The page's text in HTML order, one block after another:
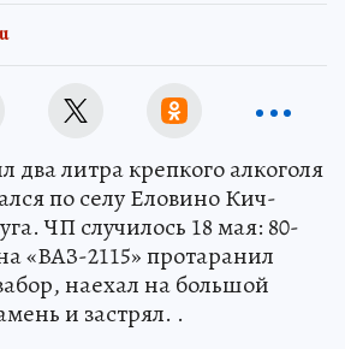
два литра крепкого алкоголя
по селу Еловино Кич-
ЧП случилось 18 мая: 80-
«ВАЗ-2115» протаранил
наехал на большой
и застрял. .